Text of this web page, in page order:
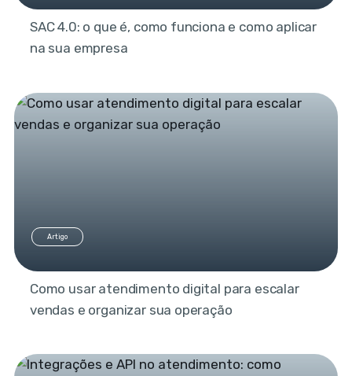
SAC 4.0: o que é, como funciona e como aplicar
na sua empresa
Artigo
Como usar atendimento digital para escalar
vendas e organizar sua operação